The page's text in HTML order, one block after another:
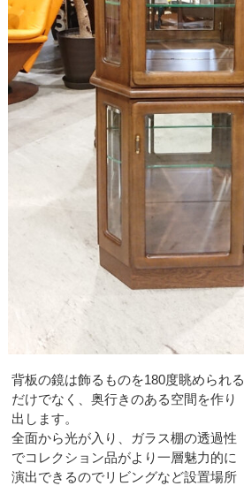
背板の鏡は飾るものを180度眺められる
だけでなく、奥行きのある空間を作り
出します。
全面から光が入り、ガラス棚の透過性
でコレクション品がより一層魅力的に
演出できるのでリビングなど設置場所